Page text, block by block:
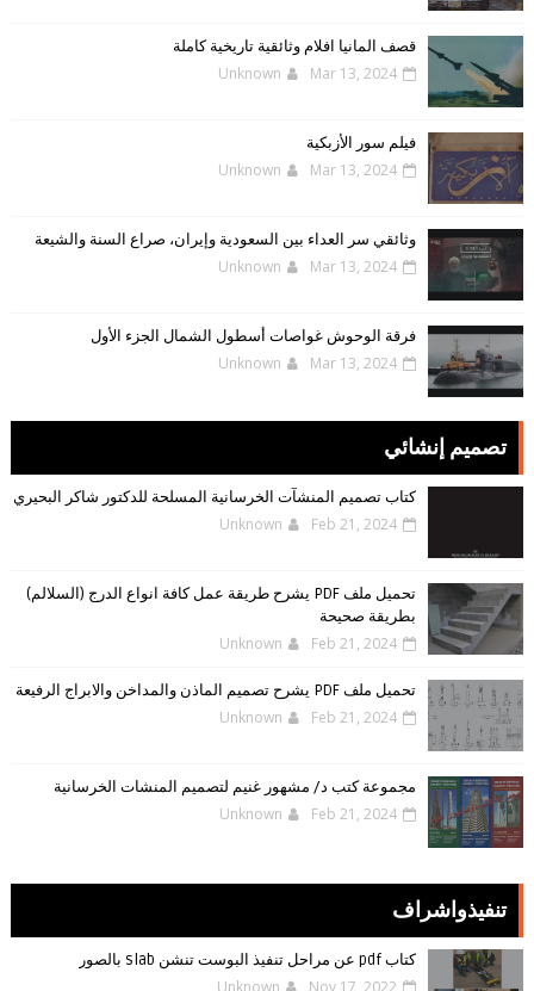
قصف المانيا افلام وثائقية تاريخية كاملة
Unknown Mar 13, 2024
فيلم سور الأزبكية
Unknown Mar 13, 2024
وثائقي سر العداء بين السعودية وإيران، صراع السنة والشيعة
Unknown Mar 13, 2024
فرقة الوحوش غواصات أسطول الشمال الجزء الأول
Unknown Mar 13, 2024
تصميم إنشائي
كتاب تصميم المنشآت الخرسانية المسلحة للدكتور شاكر البحيري
Unknown Feb 21, 2024
تحميل ملف PDF يشرح طريقة عمل كافة انواع الدرج (السلالم)
بطريقة صحيحة
Unknown Feb 21, 2024
تحميل ملف PDF يشرح تصميم الماذن والمداخن والابراج الرفيعة
Unknown Feb 21, 2024
مجموعة كتب د/ مشهور غنيم لتصميم المنشات الخرسانية
Unknown Feb 21, 2024
تنفيذواشراف
كتاب pdf عن مراحل تنفيذ البوست تنشن slab بالصور
Unknown Nov 17, 2022